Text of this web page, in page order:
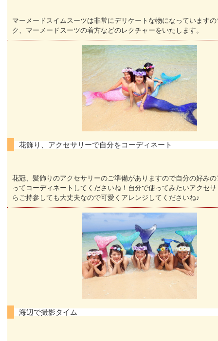
マーメードスイムスーツは非常にデリケートな物になっています
ク、マーメードスーツの着方などのレクチャーをいたします。
花飾り、アクセサリーで自分をコーディネート
花冠、髪飾りのアクセサリーのご準備がありますので自分の好み
ってコーディネートしてくださいね！自分で使ってみたいアクセ
らご持参しても大丈夫なので可愛くアレンジしてくださいね♪
海辺で撮影タイム